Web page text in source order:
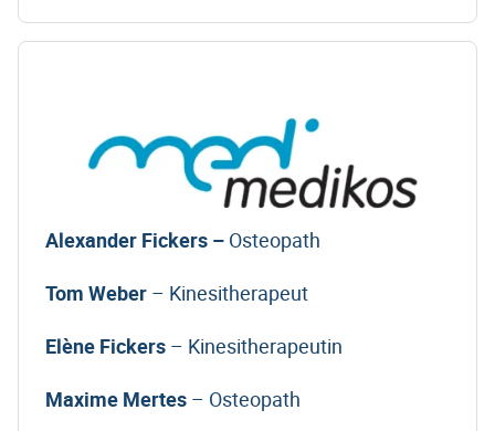
Alexander Fickers – Osteopath
Tom Weber – Kinesitherapeut
Elène Fickers – Kinesitherapeutin
Maxime Mertes – Osteopath